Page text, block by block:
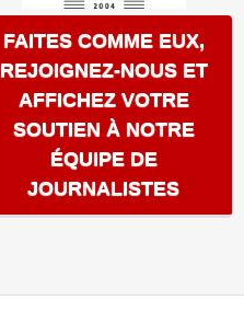
FAITES COMME EUX,
REJOIGNEZ-NOUS ET
AFFICHEZ VOTRE
SOUTIEN À NOTRE
ÉQUIPE DE
JOURNALISTES